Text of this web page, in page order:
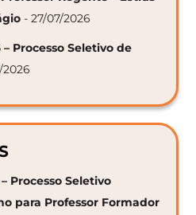
- 27/07/2026
– Processo Seletivo de
2026
Processo Seletivo
para Professor Formador